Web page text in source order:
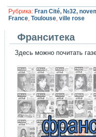
Рубрика: Fran Cité, №32,
France,Toulouse,ville rose
Франситека
Здесь можно почитать